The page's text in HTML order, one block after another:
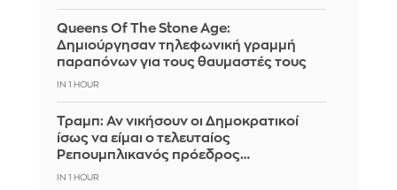
Queens Of The Stone Age:
Δημιούργησαν τηλεφωνική γραμμή
παραπόνων για τους θαυμαστές τους
IN 1 HOUR
Τραμπ: Αν νικήσουν οι Δημοκρατικοί
ίσως να είμαι ο τελευταίος
Ρεπουμπλικανός πρόεδρος…
IN 1 HOUR